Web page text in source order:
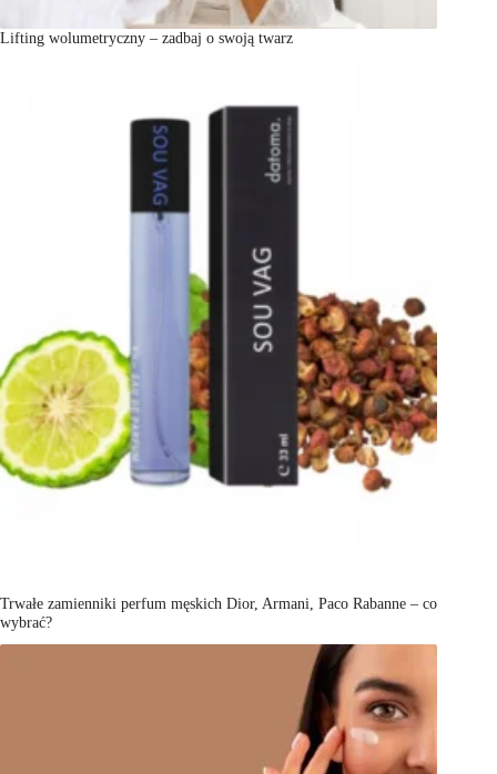
Lifting wolumetryczny – zadbaj o swoją twarz
Trwałe zamienniki perfum męskich Dior, Armani, Paco Rabanne – co
wybrać?